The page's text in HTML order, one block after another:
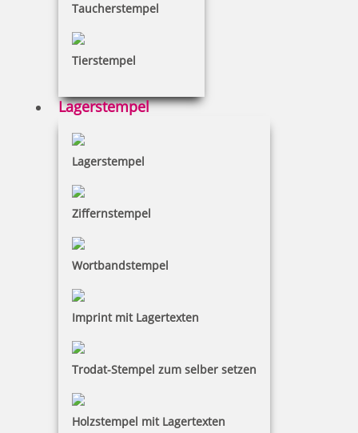
Taucherstempel
Tierstempel
Lagerstempel
Lagerstempel
Ziffernstempel
Wortbandstempel
Imprint mit Lagertexten
Trodat-Stempel zum selber setzen
Holzstempel mit Lagertexten